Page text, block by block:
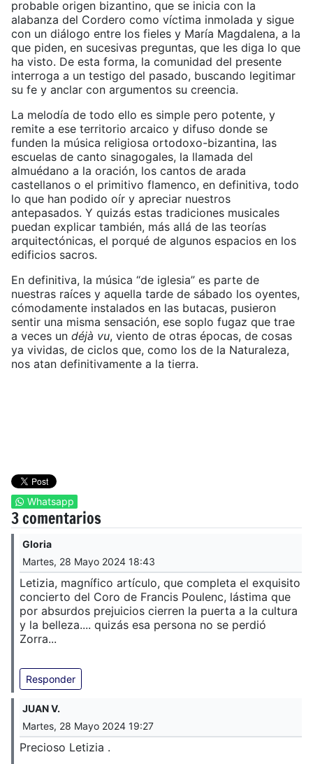
probable origen bizantino, que se inicia con la
alabanza del Cordero como víctima inmolada y sigue
con un diálogo entre los fieles y María Magdalena, a la
que piden, en sucesivas preguntas, que les diga lo que
ha visto. De esta forma, la comunidad del presente
interroga a un testigo del pasado, buscando legitimar
su fe y anclar con argumentos su creencia.
La melodía de todo ello es simple pero potente, y
remite a ese territorio arcaico y difuso donde se
funden la música religiosa ortodoxo-bizantina, las
escuelas de canto sinagogales, la llamada del
almuédano a la oración, los cantos de arada
castellanos o el primitivo flamenco, en definitiva, todo
lo que han podido oír y apreciar nuestros
antepasados. Y quizás estas tradiciones musicales
puedan explicar también, más allá de las teorías
arquitectónicas, el porqué de algunos espacios en los
edificios sacros.
En definitiva, la música “de iglesia” es parte de
nuestras raíces y aquella tarde de sábado los oyentes,
cómodamente instalados en las butacas, pusieron
sentir una misma sensación, ese soplo fugaz que trae
a veces un déjà vu, viento de otras épocas, de cosas
ya vividas, de ciclos que, como los de la Naturaleza,
nos atan definitivamente a la tierra.
Whatsapp
3 comentarios
Gloria
Martes, 28 Mayo 2024 18:43
Letizia, magnífico artículo, que completa el exquisito
concierto del Coro de Francis Poulenc, lástima que
por absurdos prejuicios cierren la puerta a la cultura
y la belleza.... quizás esa persona no se perdió
Zorra...
Responder
JUAN V.
Martes, 28 Mayo 2024 19:27
Precioso Letizia .